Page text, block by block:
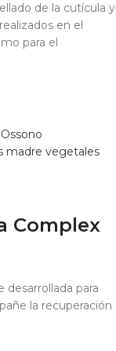
de la cutícula y
en el
para el
madre vegetales
Complex
desarrollada para
la recuperación